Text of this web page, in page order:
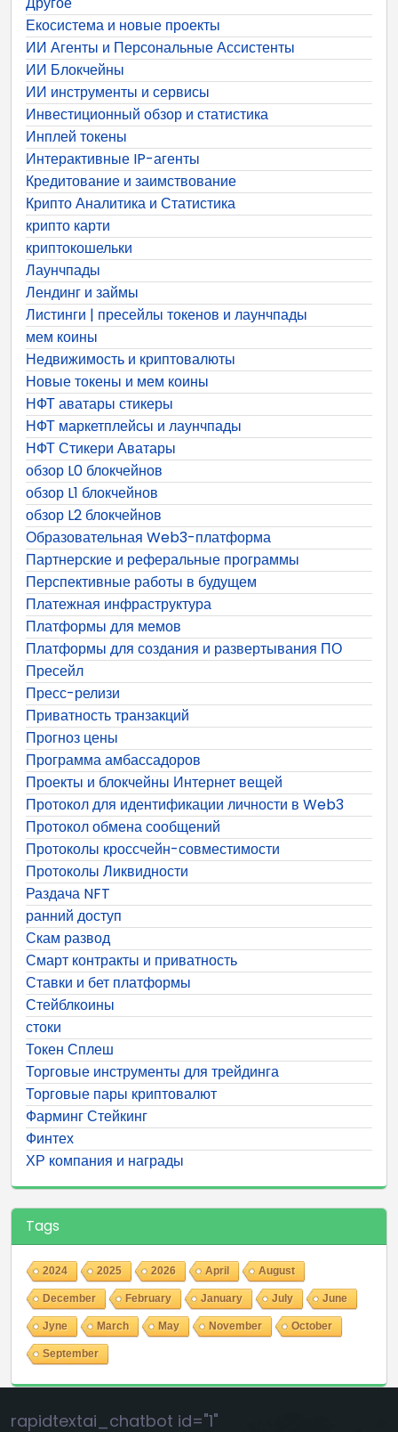
Екосистема и новые проекты
ИИ Агенты и Персональные Ассистенты
ИИ Блокчейны
ИИ инструменты и сервисы
Инвестиционный обзор и статистика
Инплей токены
Интерактивные IP-агенты
Кредитование и заимствование
Крипто Аналитика и Статистика
крипто карти
криптокошельки
Лаунчпады
Лендинг и займы
Листинги | пресейлы токенов и лаунчпады
мем коины
Недвижимость и криптовалюты
Новые токены и мем коины
НФТ аватары стикеры
НФТ маркетплейсы и лаунчпады
НФТ Стикери Аватары
обзор L0 блокчейнов
обзор L1 блокчейнов
обзор L2 блокчейнов
Образовательная Web3-платформа
Партнерские и реферальные программы
Перспективные работы в будущем
Платежная инфраструктура
Платформы для мемов
Платформы для создания и развертывания ПО
Пресейл
Пресс-релизи
Приватность транзакций
Прогноз цены
Программа амбассадоров
Проекты и блокчейны Интернет вещей
Протокол для идентификации личности в Web3
Протокол обмена сообщений
Протоколы кроссчейн-совместимости
Протоколы Ликвидности
Раздача NFT
ранний доступ
Скам развод
Смарт контракты и приватность
Ставки и бет платформы
Стейблкоины
стоки
Токен Сплеш
Торговые инструменты для трейдинга
Торговые пары криптовалют
Фарминг Стейкинг
Финтех
ХР компания и награды
Tags
2024 2025 2026 April August
December February January July June
Jyne March May November October
September
rapidtextai_chatbot id="1"